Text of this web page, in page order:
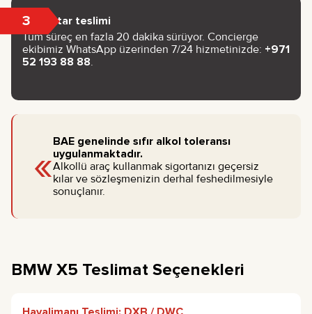
3 Anahtar teslimi
Tüm süreç en fazla 20 dakika sürüyor. Concierge
ekibimiz WhatsApp üzerinden 7/24 hizmetinizde: +971
52 193 88 88.
«BAE genelinde sıfır alkol toleransı
uygulanmaktadır.
Alkollü araç kullanmak sigortanızı geçersiz
kılar ve sözleşmenizin derhal feshedilmesiyle
sonuçlanır.
BMW X5 Teslimat Seçenekleri